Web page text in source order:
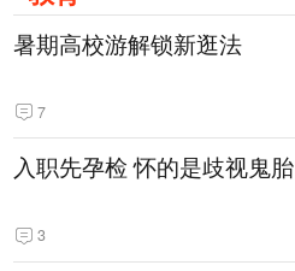
暑期高校游解锁新逛法
7
入职先孕检 怀的是歧视鬼胎
3